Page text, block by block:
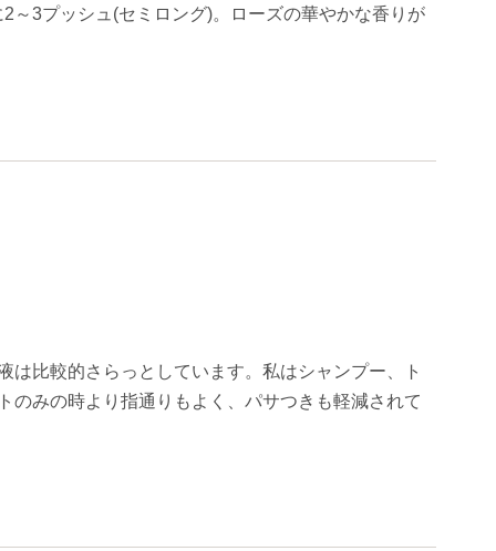
～3プッシュ(セミロング)。ローズの華やかな香りが
比較的さらっとしています。私はシャンプー、ト
みの時より指通りもよく、パサつきも軽減されて